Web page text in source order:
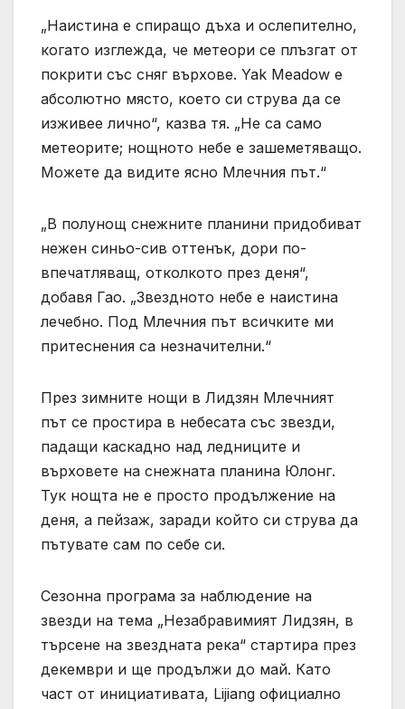
„Наистина е спиращо дъха и ослепително,
когато изглежда, че метеори се плъзгат от
покрити със сняг върхове. Yak Meadow е
абсолютно място, което си струва да се
изживее лично“, казва тя. „Не са само
метеорите; нощното небе е зашеметяващо.
Можете да видите ясно Млечния път.“
„В полунощ снежните планини придобиват
нежен синьо-сив оттенък, дори по-
впечатляващ, отколкото през деня“,
добавя Гао. „Звездното небе е наистина
лечебно. Под Млечния път всичките ми
притеснения са незначителни.“
През зимните нощи в Лидзян Млечният
път се простира в небесата със звезди,
падащи каскадно над ледниците и
върховете на снежната планина Юлонг.
Тук нощта не е просто продължение на
деня, а пейзаж, заради който си струва да
пътувате сам по себе си.
Сезонна програма за наблюдение на
звезди на тема „Незабравимият Лидзян, в
търсене на звездната река“ стартира през
декември и ще продължи до май. Като
част от инициативата, Lijiang официално